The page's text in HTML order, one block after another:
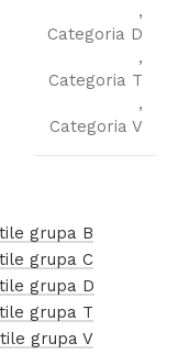
,
Categoria D
,
Categoria T
,
Categoria V
grupa B
grupa C
grupa D
grupa T
grupa V